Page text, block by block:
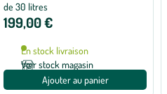
de 30 litres
199,00 €
En stock livraison
Voir stock magasin
Ajouter au panier